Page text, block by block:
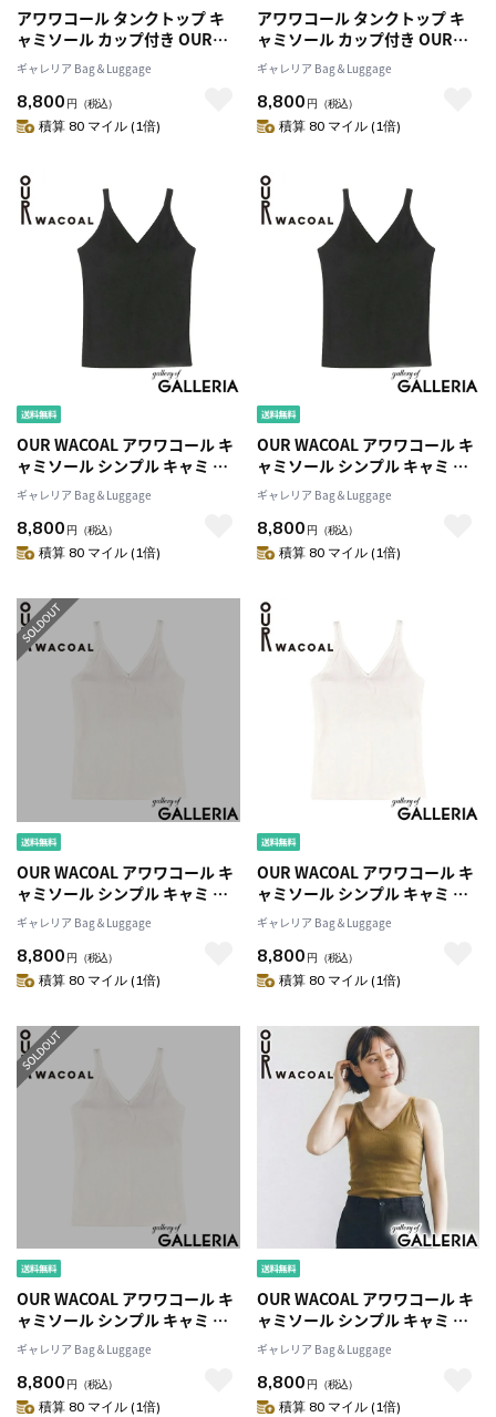
アワワコール タンクトップ キ
ャミソール カップ付き OUR
WACOAL トップス インナーウ
ェア パット キャミ ノンワイヤ
ー アンダーゴムなし シンプル
無地 ブラトップ おしゃれ カッ
ギャレリア Bag＆Luggage
8,800 円 （税込）
積算 80 マイル (1倍)
アワワコール タンクトップ キ
ャミソール カップ付き OUR
WACOAL トップス インナーウ
ェア パット キャミ ノンワイヤ
ー アンダーゴムなし シンプル
無地 ブラトップ おしゃれ カッ
ギャレリア Bag＆Luggage
8,800 円 （税込）
積算 80 マイル (1倍)
OUR WACOAL アワワコール キ
ャミソール シンプル キャミ M
サイズ M＋サイズ Lサイズ 綿混
素材 ノンワイヤー インナー 下
着 アンダーウェア カップインV
ネックキャミソール JCX151
ギャレリア Bag＆Luggage
8,800 円 （税込）
積算 80 マイル (1倍)
OUR WACOAL アワワコール キ
ャミソール シンプル キャミ M
サイズ M＋サイズ Lサイズ 綿混
素材 ノンワイヤー インナー 下
着 アンダーウェア カップインV
ネックキャミソール JCX151
ギャレリア Bag＆Luggage
8,800 円 （税込）
積算 80 マイル (1倍)
OUR WACOAL アワワコール キ
ャミソール シンプル キャミ M
サイズ M＋サイズ Lサイズ 綿混
素材 ノンワイヤー インナー 下
着 アンダーウェア カップインV
ネックキャミソール JCX151
ギャレリア Bag＆Luggage
8,800 円 （税込）
積算 80 マイル (1倍)
OUR WACOAL アワワコール キ
ャミソール シンプル キャミ M
サイズ M＋サイズ Lサイズ 綿混
素材 ノンワイヤー インナー 下
着 アンダーウェア カップインV
ネックキャミソール JCX151
ギャレリア Bag＆Luggage
8,800 円 （税込）
積算 80 マイル (1倍)
OUR WACOAL アワワコール キ
ャミソール シンプル キャミ M
サイズ M＋サイズ Lサイズ 綿混
素材 ノンワイヤー インナー 下
着 アンダーウェア カップインV
ネックキャミソール JCX151
ギャレリア Bag＆Luggage
8,800 円 （税込）
積算 80 マイル (1倍)
OUR WACOAL アワワコール キ
ャミソール シンプル キャミ M
サイズ M＋サイズ Lサイズ 綿混
素材 ノンワイヤー インナー 下
着 アンダーウェア カップインV
ネックキャミソール JCX151
ギャレリア Bag＆Luggage
8,800 円 （税込）
積算 80 マイル (1倍)